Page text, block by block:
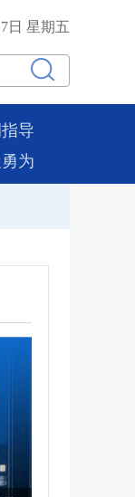
日 星期五
导
为